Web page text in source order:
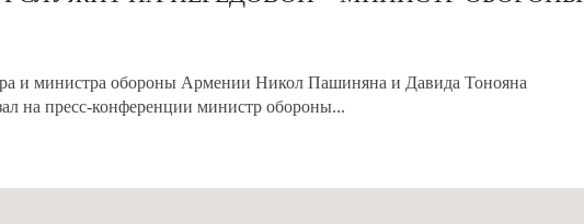
и министра обороны Армении Никол Пашиняна и Давида Тонояна
на пресс-конференции министр обороны...